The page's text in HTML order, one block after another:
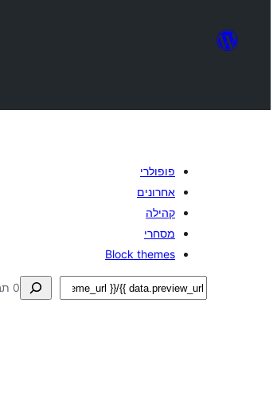
פופולרי
אחרונים
קהילה
מסחרי
Block themes
חיפוש 0 תבניות